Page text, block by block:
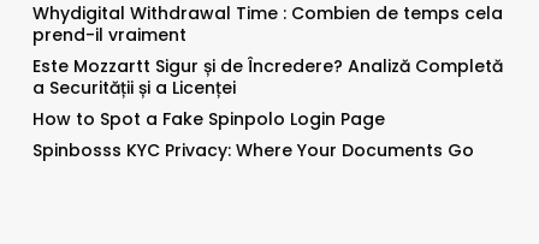
Whydigital Withdrawal Time : Combien de temps cela
prend-il vraiment
Este Mozzartt Sigur și de Încredere? Analiză Completă
a Securității și a Licenței
How to Spot a Fake Spinpolo Login Page
Spinbosss KYC Privacy: Where Your Documents Go